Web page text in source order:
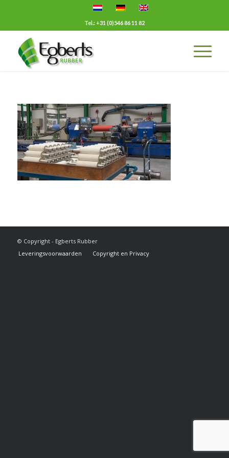
Tel.: +31 (0)546 86 11 82
© Copyright - Egberts Rubber
Leveringsvoorwaarden
Copyright en Privacy